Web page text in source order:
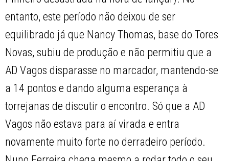
entanto, este período não deixou de ser
equilibrado já que Nancy Thomas, base do Tores
Novas, subiu de produção e não permitiu que a
AD Vagos disparasse no marcador, mantendo-se
a 14 pontos e dando alguma esperança à
torrejanas de discutir o encontro. Só que a AD
Vagos não estava para aí virada e entra
novamente muito forte no derradeiro período.